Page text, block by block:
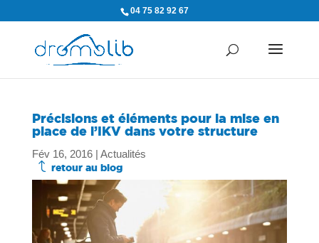
04 75 82 92 67
Précisions et éléments pour la mise en
place de l’IKV dans votre structure
Fév 16, 2016| Actualités
J retour au blog